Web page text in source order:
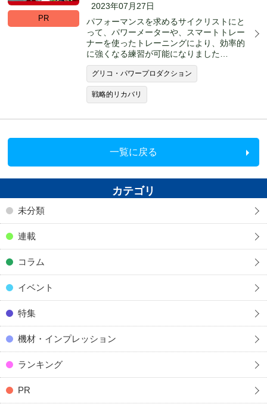
PR
2023年07月27日
パフォーマンスを求めるサイクリストにと
って、パワーメーターや、スマートトレー
ナーを使ったトレーニングにより、効率的
に強くなる練習が可能になりました…
グリコ・パワープロダクション
戦略的リカバリ
一覧に戻る
カテゴリ
未分類
連載
コラム
イベント
特集
機材・インプレッション
ランキング
PR